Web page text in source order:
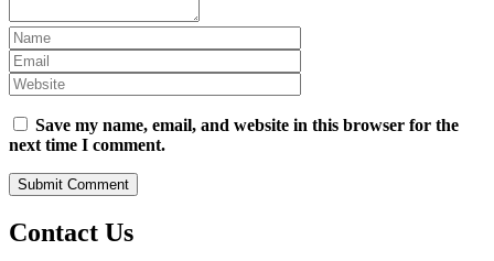
)
Name
Email
Website
Save my name, email, and website in this browser for the
next time I comment.
Contact Us